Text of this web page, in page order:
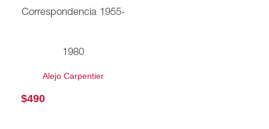
Correspondencia 1955-
1980
Alejo Carpentier
$490